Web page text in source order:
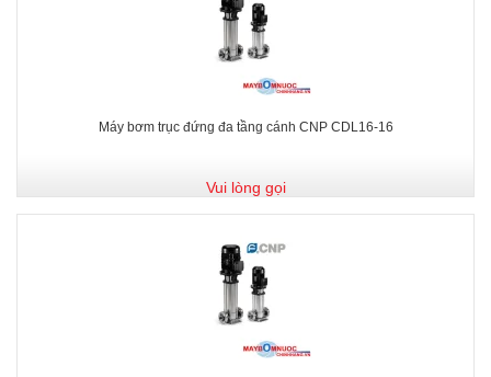
Máy bơm trục đứng đa tầng cánh CNP CDL16-16
Vui lòng gọi